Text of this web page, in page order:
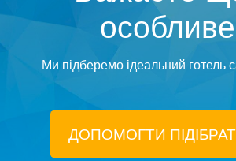
Ми підберемо ідеальний готель
ДОПОМОГТИ